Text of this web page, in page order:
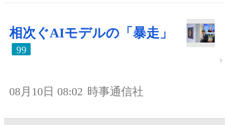
相次ぐAIモデルの「暴走」
99
08月10日 08:02 時事通信社